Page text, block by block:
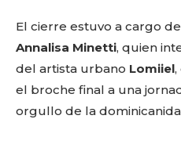
El cierre estuvo a cargo
Annalisa Minetti, quien
del artista urbano Lomiiel,
el broche final a una
orgullo de la